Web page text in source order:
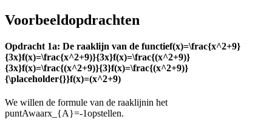
Voorbeeldopdrachten
Opdracht 1a: De raaklijn van de functief(x)=\frac{x^2+9}
{3x}f(x)=\frac{x^2+9)}{3x}f(x)=\frac{(x^2+9)}
{3x}f(x)=\frac{(x^2+9)}{3}f(x)=\frac{(x^2+9)}
{\placeholder{}}f(x)=(x^2+9)
We willen de formule van de raaklijnin het
puntAwaarx_{A}=-1opstellen.